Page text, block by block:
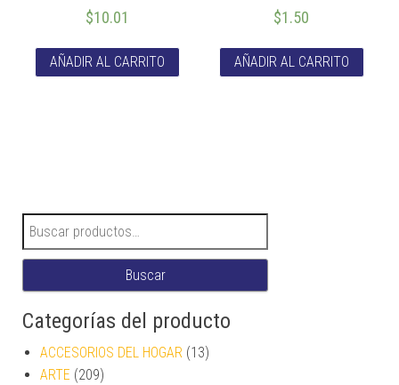
$10.01
AÑADIR AL CARRITO
$1.50
AÑADIR AL CARRITO
Buscar por:
Buscar
Categorías del producto
ACCESORIOS DEL HOGAR (13)
ARTE (209)